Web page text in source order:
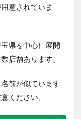
意されていま
県を中心に展開
店舗あります。
名前が似ています
ください。